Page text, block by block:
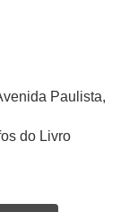
Paulista,
do Livro